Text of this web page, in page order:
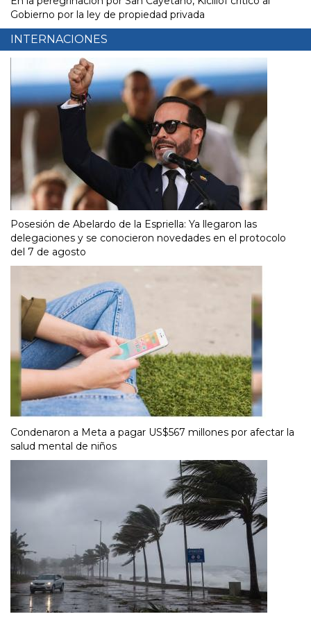
Gobierno por la ley de propiedad privada
INTERNACIONES
Posesión de Abelardo de la Espriella: Ya llegaron las
delegaciones y se conocieron novedades en el protocolo
del 7 de agosto
Condenaron a Meta a pagar US$567 millones por afectar la
salud mental de niños